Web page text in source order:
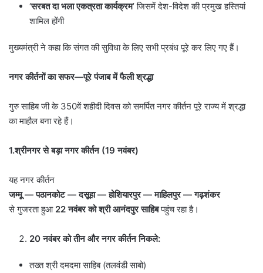
‘सरबत दा भला एकत्रता कार्यक्रम’ जिसमें देश-विदेश की प्रमुख हस्तियां
शामिल होंगी
मुख्यमंत्री ने कहा कि संगत की सुविधा के लिए सभी प्रबंध पूरे कर लिए गए हैं।
नगर कीर्तनों का सफर—पूरे पंजाब में फैली श्रद्धा
गुरु साहिब जी के 350वें शहीदी दिवस को समर्पित नगर कीर्तन पूरे राज्य में श्रद्धा
का माहौल बना रहे हैं।
1.श्रीनगर से बड़ा नगर कीर्तन (19नवंबर)
यह नगर कीर्तन
जम्मू—पठानकोट—दसूहा—होशियारपुर—माहिलपुर—गढ़शंकर
से गुजरता हुआ 22नवंबर को श्री आनंदपुर साहिबपहुंच रहा है।
20नवंबर को तीन और नगर कीर्तन निकले:
तख्त श्री दमदमा साहिब (तलवंडी साबो)